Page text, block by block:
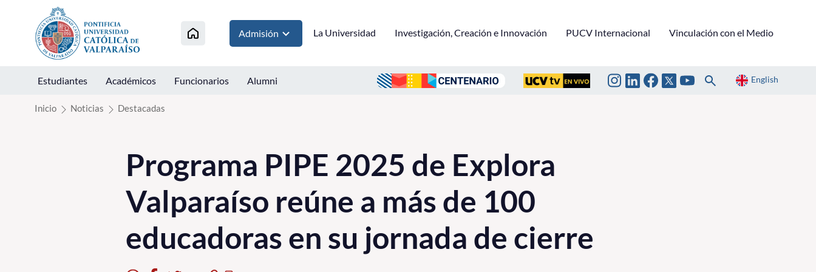
Click acá para ir directamente al contenido
Admisión La Universidad Investigación, Creación e Innovación PUCV Internacional Vinculación con el Medio
Estudiantes Académicos Funcionarios Alumni English
Inicio Noticias Destacadas
Programa PIPE 2025 de Explora
Valparaíso reúne a más de 100
educadoras en su jornada de cierre